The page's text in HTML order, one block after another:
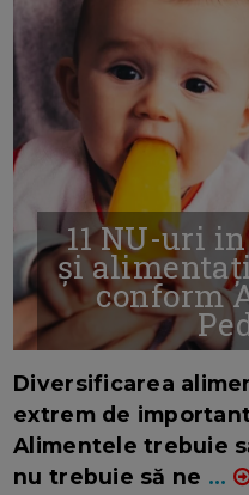
11 NU-uri
și
conform
Diversificarea
extrem de
Alimentele trebuie
nu trebuie să ne ...